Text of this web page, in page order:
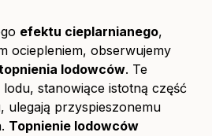
efektu cieplarnianego,
ociepleniem, obserwujemy
lodowców. Te
stanowiące istotną część
ulegają przyspieszonemu
Topnienie lodowców